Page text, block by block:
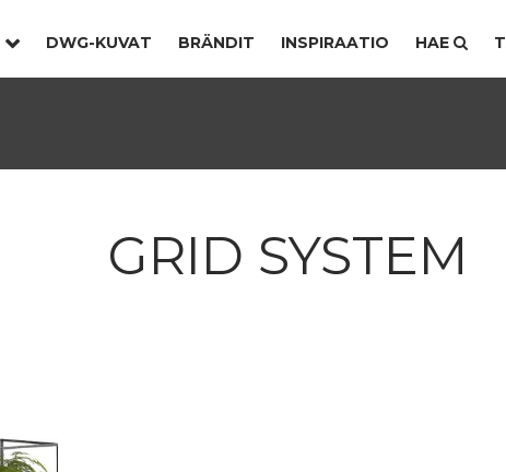
DWG-KUVAT BRÄNDIT INSPIRAATIO HAE
GRID SYSTEM